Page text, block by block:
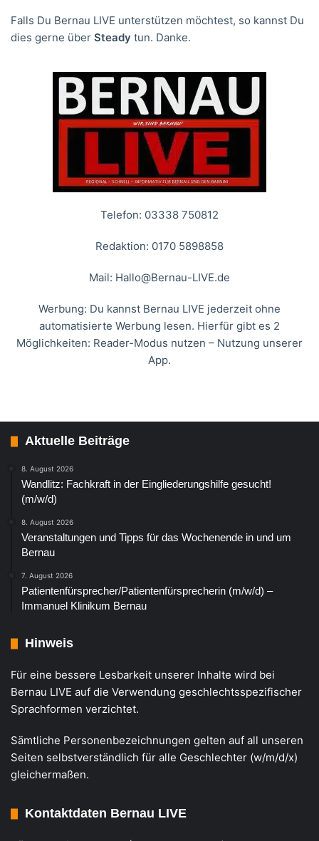
Falls Du Bernau LIVE unterstützen möchtest, so kannst Du
dies gerne über Steady tun. Danke.
Telefon: 03338 750812
Redaktion: 0170 5898858
Mail: Hallo@Bernau-LIVE.de
Werbung: Du kannst Bernau LIVE jederzeit ohne
automatisierte Werbung lesen. Hierfür gibt es 2
Möglichkeiten: Reader-Modus nutzen – Nutzung unserer
App.
Aktuelle Beiträge
8. August 2026
Wandlitz: Fachkraft in der Eingliederungshilfe gesucht!
(m/w/d)
8. August 2026
Veranstaltungen und Tipps für das Wochenende in und um
Bernau
7. August 2026
Patientenfürsprecher/Patientenfürsprecherin (m/w/d) –
Immanuel Klinikum Bernau
Hinweis
Für eine bessere Lesbarkeit unserer Inhalte wird bei
Bernau LIVE auf die Verwendung geschlechtsspezifischer
Sprachformen verzichtet.
Sämtliche Personenbezeichnungen gelten auf all unseren
Seiten selbstverständlich für alle Geschlechter (w/m/d/x)
gleichermaßen.
Kontaktdaten Bernau LIVE